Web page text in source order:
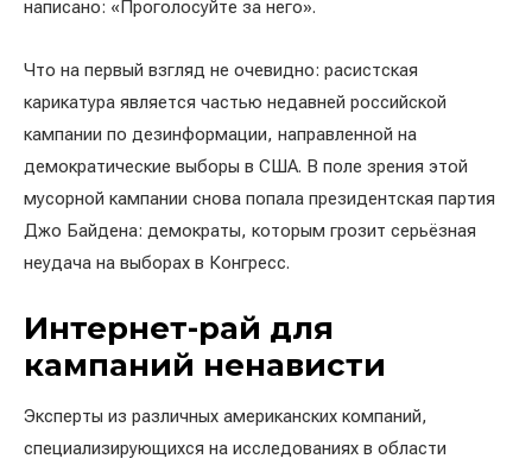
написано: «Проголосуйте за него».
Что на первый взгляд не очевидно: расистская
карикатура является частью недавней российской
кампании по дезинформации, направленной на
демократические выборы в США. В поле зрения этой
мусорной кампании снова попала президентская партия
Джо Байдена: демократы, которым грозит серьёзная
неудача на выборах в Конгресс.
Интернет-рай для
кампаний ненависти
Эксперты из различных американских компаний,
специализирующихся на исследованиях в области